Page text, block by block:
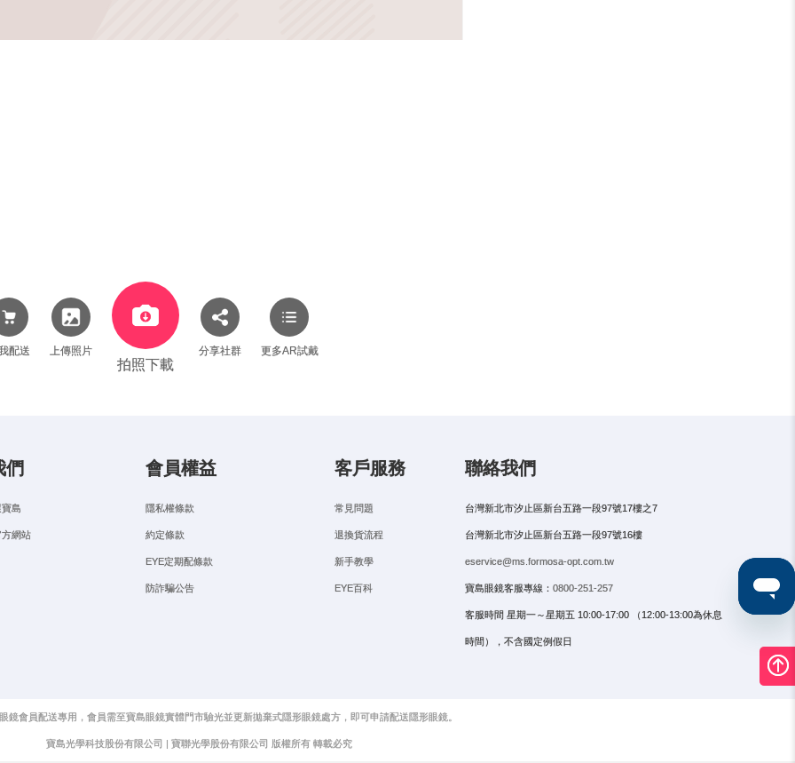
配送 上傳照片
拍照下載
分享社群 更多AR試戴
們
島
網站
會員權益
隱私權條款
約定條款
EYE定期配條款
防詐騙公告
客戶服務
常見問題
退換貨流程
新手教學
EYE百科
聯絡我們
台灣新北市汐止區新台五路一段97號17樓之7
台灣新北市汐止區新台五路一段97號16樓
eservice@ms.formosa-opt.com.tw
寶島眼鏡客服專線： 0800-251-257
客服時間 星期一～星期五 10:00-17:00 （12:00-13:00為休息
時間），不含國定例假日
鏡會員配送專用，會員需至寶島眼鏡實體門市驗光並更新拋棄式隱形眼鏡處方，即可申請配送隱形眼鏡。
寶島光學科技股份有限公司 | 寶聯光學股份有限公司 版權所有 轉載必究